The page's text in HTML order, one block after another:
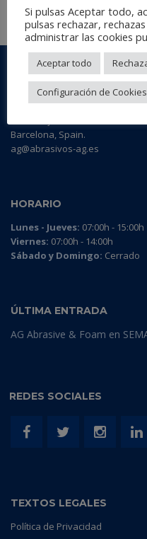
AG ABRASIVE & FOAM
Polígono Industrial Batzacs
c/ Batzacs, s/nº - Nave 1 - 2
Barcelona, Spain.
ag@abrasivos-ag.es
HORARIO
Lunes - Jueves: 07:00h - 15:00h
Viernes: 07:00h - 14:00h
Sábado y Domingo: Cerrado
ÚLTIMA ENTRADA
AG Abrasive & Foam en
REDES SOCIALES
TEXTOS LEGALES
Política de Privacidad
Si pulsas Aceptar todo,
pulsas rechazar,
administrar las cookies
Aceptar todo
Configuración de Cookies